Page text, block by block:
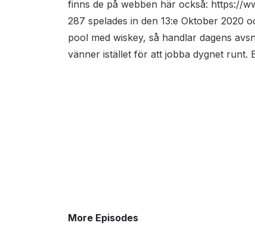
finns de på webben här också: https://
287 spelades in den 13:e Oktober 2020
pool med wiskey, så handlar dagens
vänner istället för att jobba dygnet runt.
More Episodes